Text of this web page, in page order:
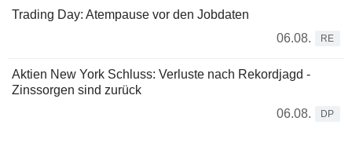
Trading Day: Atempause vor den Jobdaten
06.08.
RE
Aktien New York Schluss: Verluste nach Rekordjagd -
Zinssorgen sind zurück
06.08.
DP